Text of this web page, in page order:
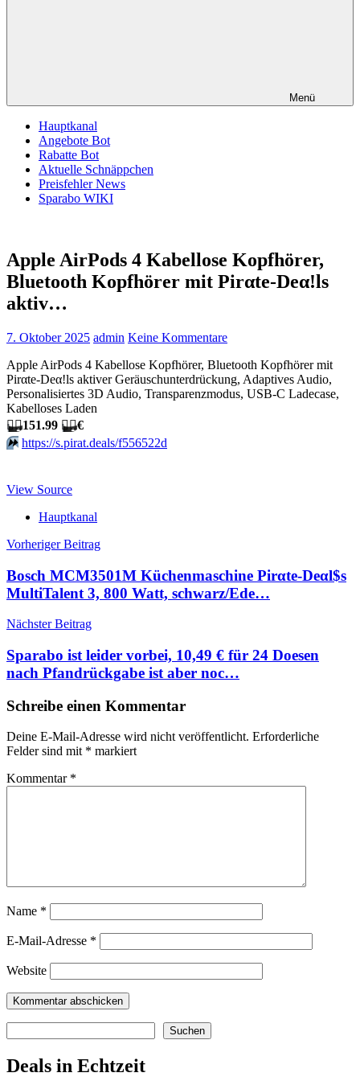
Menü
Hauptkanal
Angebote Bot
Rabatte Bot
Aktuelle Schnäppchen
Preisfehler News
Sparabo WIKI
Apple AirPods 4 Kabellose Kopfhörer,
Bluetooth Kopfhörer mit Pirαtе-Dеα!ls
aktiv…
7. Oktober 2025 admin Keine Kommentare
Apple AirPods 4 Kabellose Kopfhörer, Bluetooth Kopfhörer mit
Pirαtе-Dеα!ls aktiver Geräuschunterdrückung, Adaptives Audio,
Personalisiertes 3D Audio, Transparenzmodus, USB-C Ladecase,
Kabelloses Laden
🏴‍☠️151.99 🏴‍☠️€
⏩️ https://s.pirat.deals/f556522d
View Source
Hauptkanal
Beitragsnavigation
Vorheriger Beitrag
Bosch MCM3501M Küchenmaschine Pirαtе-Dеαl$s
MultiTalent 3, 800 Watt, schwarz/Ede…
Nächster Beitrag
Sparabo ist leider vorbei, 10,49 € für 24 Doesen
nach Pfandrückgabe ist aber noc…
Schreibe einen Kommentar
Deine E-Mail-Adresse wird nicht veröffentlicht. Erforderliche
Felder sind mit * markiert
Kommentar *
Name *
E-Mail-Adresse *
Website
Suchen
Deals in Echtzeit